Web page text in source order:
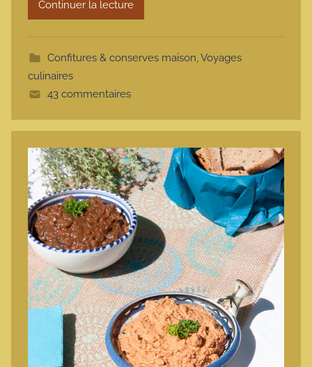
m
t
Continuer la lecture
Confitures & conserves maison,Voyages
culinaires
43 commentaires